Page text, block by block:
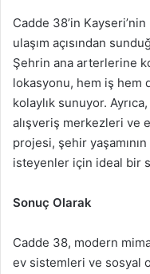
Cadde 38’in
ulaşım açısından
Şehrin ana arterlerine
lokasyonu, hem iş hem
kolaylık sunuyor.
alışveriş merkezleri ve
projesi, şehir
isteyenler için ideal bir
Sonuç Olarak
Cadde 38, modern
ev sistemleri ve sosyal